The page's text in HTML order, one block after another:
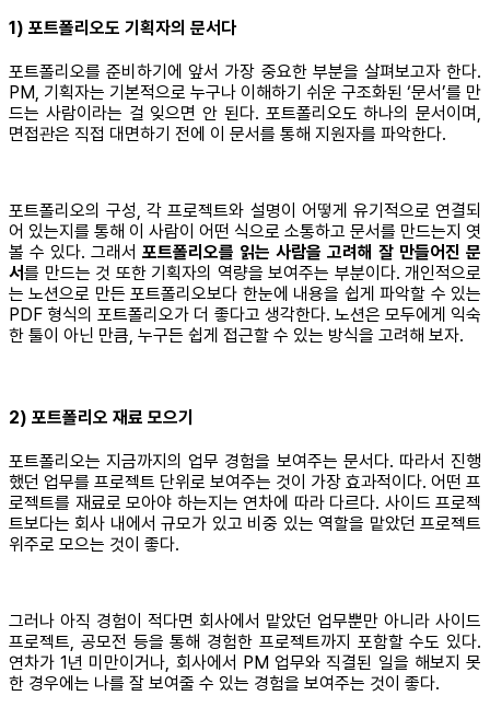
1) 포트폴리오도 기획자의 문서다
포트폴리오를 준비하기에 앞서 가장 중요한 부분을 살펴보고자 한다.
PM, 기획자는 기본적으로 누구나 이해하기 쉬운 구조화된 ‘문서’를 만
드는 사람이라는 걸 잊으면 안 된다. 포트폴리오도 하나의 문서이며,
면접관은 직접 대면하기 전에 이 문서를 통해 지원자를 파악한다.
포트폴리오의 구성, 각 프로젝트와 설명이 어떻게 유기적으로 연결되
어 있는지를 통해 이 사람이 어떤 식으로 소통하고 문서를 만드는지 엿
볼 수 있다. 그래서 포트폴리오를 읽는 사람을 고려해 잘 만들어진 문
서를 만드는 것 또한 기획자의 역량을 보여주는 부분이다. 개인적으로
는 노션으로 만든 포트폴리오보다 한눈에 내용을 쉽게 파악할 수 있는
PDF 형식의 포트폴리오가 더 좋다고 생각한다. 노션은 모두에게 익숙
한 툴이 아닌 만큼, 누구든 쉽게 접근할 수 있는 방식을 고려해 보자.
2) 포트폴리오 재료 모으기
포트폴리오는 지금까지의 업무 경험을 보여주는 문서다. 따라서 진행
했던 업무를 프로젝트 단위로 보여주는 것이 가장 효과적이다. 어떤 프
로젝트를 재료로 모아야 하는지는 연차에 따라 다르다. 사이드 프로젝
트보다는 회사 내에서 규모가 있고 비중 있는 역할을 맡았던 프로젝트
위주로 모으는 것이 좋다.
그러나 아직 경험이 적다면 회사에서 맡았던 업무뿐만 아니라 사이드
프로젝트, 공모전 등을 통해 경험한 프로젝트까지 포함할 수도 있다.
연차가 1년 미만이거나, 회사에서 PM 업무와 직결된 일을 해보지 못
한 경우에는 나를 잘 보여줄 수 있는 경험을 보여주는 것이 좋다.